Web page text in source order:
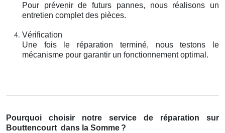
Pour prévenir de futurs pannes, nous réalisons un
entretien complet des pièces.
Vérification
Une fois le réparation terminé, nous testons le
mécanisme pour garantir un fonctionnement optimal.
Pourquoi choisir notre service de réparation sur
Bouttencourt dans la Somme ?